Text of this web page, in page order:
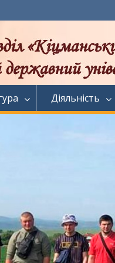
Діяльність